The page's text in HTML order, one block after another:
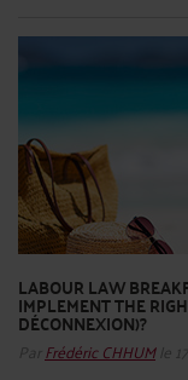
LABOUR LAW
IMPLEMENT THE
DÉCONNEXION)?
Par Frédéric CHHUMle